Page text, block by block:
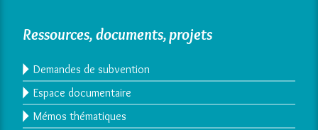
Ressources, documents, projets
Demandes de subvention
Espace documentaire
Mémos thématiques